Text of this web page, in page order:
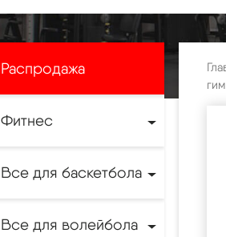
Распродажа
Фитнес
Все для баскетбола
Все для волейбола